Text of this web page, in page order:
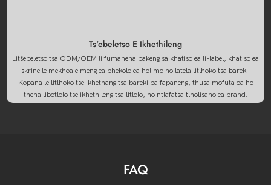
Ts'ebeletso E Ikhethileng
Litšebeletso tsa ODM/OEM li fumaneha bakeng sa khatiso ea li-label, khatiso ea
skrine le mekhoa e meng ea phekolo ea holimo ho latela litlhoko tsa bareki.
Kopana le litlhoko tse ikhethang tsa bareki ba fapaneng, thusa mofuta oa ho
theha libotlolo tse ikhethileng tsa litlolo, ho ntlafatsa tlholisano ea brand.
FAQ